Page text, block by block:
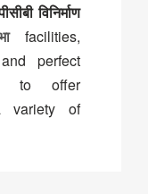
विनिर्माण
facilities,
perfect
to offer
variety of